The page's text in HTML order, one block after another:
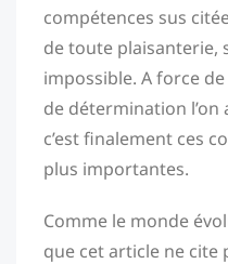
compétences sus
de toute plaisanterie,
impossible. A force
de détermination l’on
c’est finalement ces
plus importantes.
Comme le monde
que cet article ne cite